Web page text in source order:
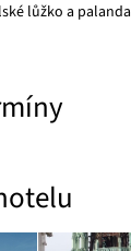
lůžko a palanda